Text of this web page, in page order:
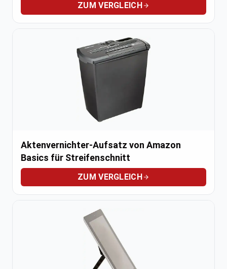
ZUM VERGLEICH
Aktenvernichter-Aufsatz von Amazon
Basics für Streifenschnitt
ZUM VERGLEICH